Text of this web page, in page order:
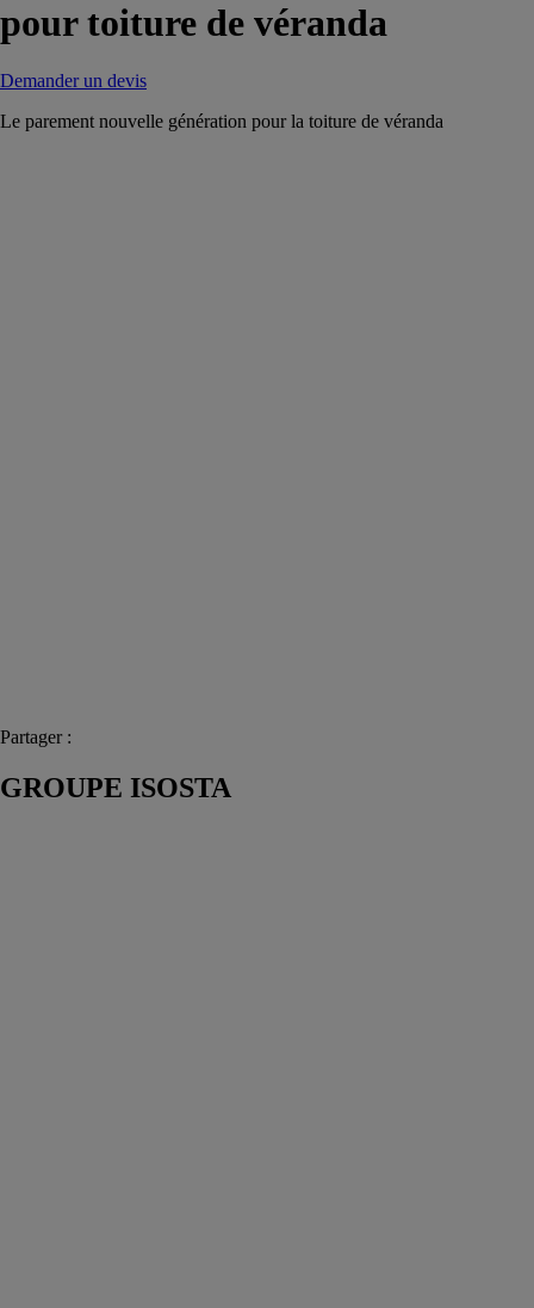
pour toiture de véranda
Demander un devis
Le parement nouvelle génération pour la toiture de véranda
Partager :
GROUPE ISOSTA